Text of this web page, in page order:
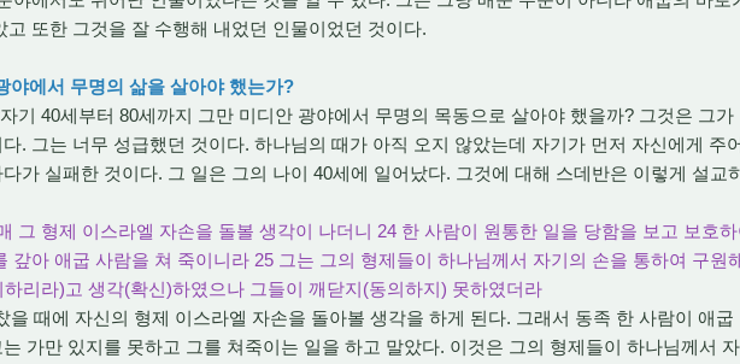
또한 그것을 잘 수행해 내었던 인물이었던 것이다.
야에서 무명의 삶을 살아야 했는가?
기 40세부터 80세까지 그만 미디안 광야에서 무명의 목동으로 살아야 했을까? 그것은 그가
. 그는 너무 성급했던 것이다. 하나님의 때가 아직 오지 않았는데 자기가 먼저 자신에게 주
가 실패한 것이다. 그 일은 그의 나이 40세에 일어났다. 그것에 대해 스데반은 이렇게 설교
그 형제 이스라엘 자손을 돌볼 생각이 나더니 24 한 사람이 원통한 일을 당함을 보고 보호하
갚아 애굽 사람을 쳐 죽이니라 25 그는 그의 형제들이 하나님께서 자기의 손을 통하여 구원
리라)고 생각(확신)하였으나 그들이 깨닫지(동의하지) 못하였더라
을 때에 자신의 형제 이스라엘 자손을 돌아볼 생각을 하게 된다. 그래서 동족 한 사람이 애굽
가만 있지를 못하고 그를 쳐죽이는 일을 하고 말았다. 이것은 그의 형제들이 하나님께서 자